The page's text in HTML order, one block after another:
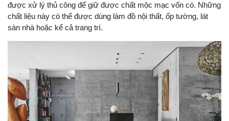
được xử lý thủ công để giữ được chất mộc mạc vốn có. Những
chất liệu này có thể được dùng làm đồ nội thất, ốp tường, lát
sàn nhà hoặc kể cả trang trí.